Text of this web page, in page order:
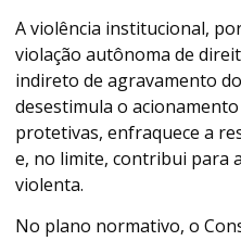
A violência institucional,
violação autônoma de
indireto de agravamento
desestimula o
protetivas, enfraquece a
e, no limite, contribui para
violenta.
No plano normativo, o